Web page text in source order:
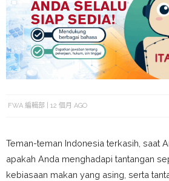
FWA 編輯部 12 個月 AGO
Teman-teman Indonesia terkasih, saat
apakah Anda menghadapi tantangan
kebiasaan makan yang asing, serta